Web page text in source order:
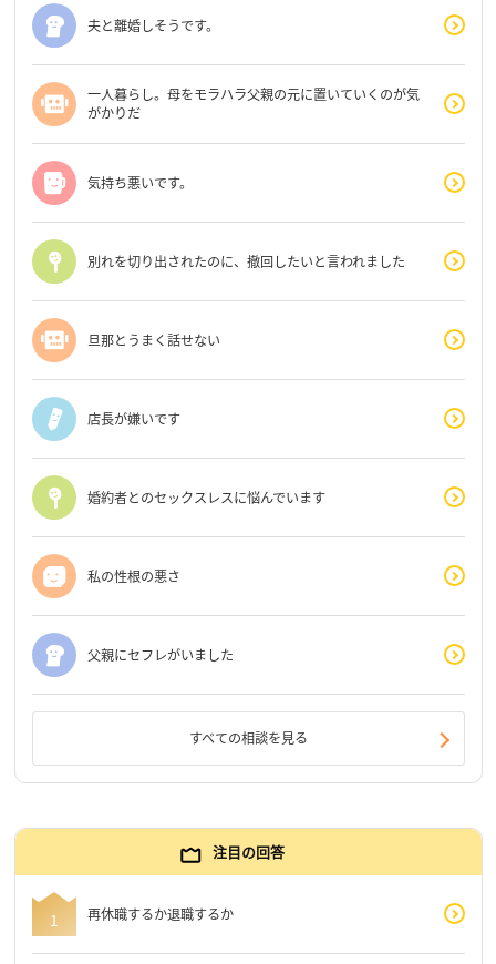
夫と離婚しそうです。
一人暮らし。母をモラハラ父親の元に置いていくのが気
がかりだ
気持ち悪いです。
別れを切り出されたのに、撤回したいと言われました
旦那とうまく話せない
店長が嫌いです
婚約者とのセックスレスに悩んでいます
私の性根の悪さ
父親にセフレがいました
すべての相談を見る
注目の回答
再休職するか退職するか